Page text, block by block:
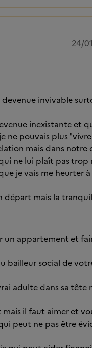
24/
invivable
inexistante et
ne pouvais plus
mais dans notre
ne lui plaît pas trop
je vais me heurter
départ mais la
un appartement et
bailleur social de
adulte dans sa tête
mais il faut aimer et
peut ne pas être
qui peut aider